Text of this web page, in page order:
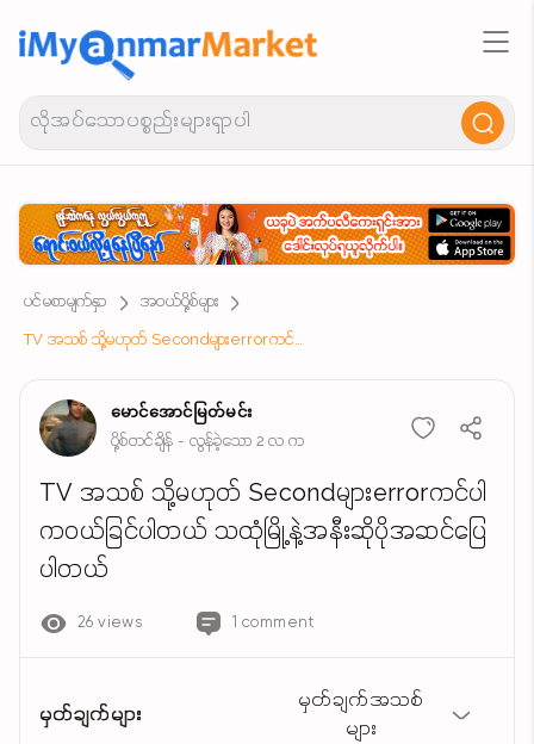
ပင်မစာမျက်နှာ
အဝယ်ပို့စ်များ
TV အသစ် သို့မဟုတ် Secondများerrorကင်ပါကဝယ်ခြင်ပါတယ် သထုံမြို့နဲ့အနီးဆိုပိုအဆင်ပြေပါတယ်
မောင်အောင်မြတ်မင်း
ပို့စ်တင်ချိန် - လွန်ခဲ့သော 2 လ က
TV အသစ် သို့မဟုတ် Secondများerrorကင်ပါ
ကဝယ်ခြင်ပါတယ် သထုံမြို့နဲ့အနီးဆိုပိုအဆင်ပြေ
ပါတယ်
26 views 1 comment
မှတ်ချက်များ
မှတ်ချက်အသစ်
များ